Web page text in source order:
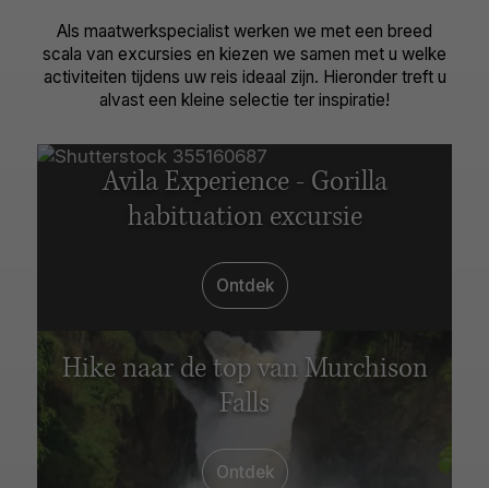
Als maatwerkspecialist werken we met een breed
scala van excursies en kiezen we samen met u welke
activiteiten tijdens uw reis ideaal zijn. Hieronder treft u
alvast een kleine selectie ter inspiratie!
Avila Experience - Gorilla
habituation excursie
Ontdek
Hike naar de top van Murchison
Falls
Ontdek